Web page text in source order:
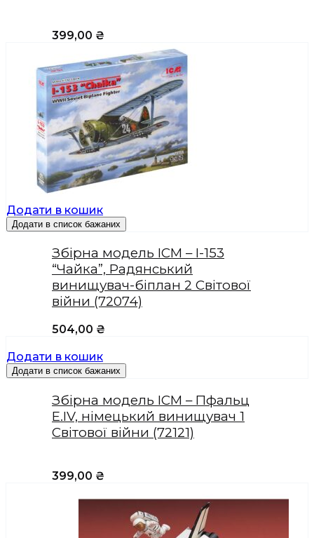
399,00 ₴
Додати в кошик
Додати в список бажаних
Збірна модель ICM – I-153
“Чайка”, Радянський
винищувач-біплан 2 Світової
війни (72074)
504,00 ₴
Додати в кошик
Додати в список бажаних
Збірна модель ICM – Пфальц
Е.IV, німецький винищувач 1
Світової війни (72121)
399,00 ₴